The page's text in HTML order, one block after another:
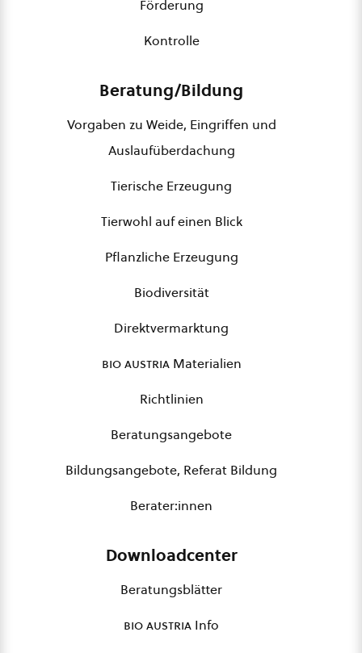
Förderung
Kontrolle
Beratung/Bildung
Vorgaben zu Weide, Eingriffen und
Auslaufüberdachung
Tierische Erzeugung
Tierwohl auf einen Blick
Pflanzliche Erzeugung
Biodiversität
Direktvermarktung
bio austriaMaterialien
Richtlinien
Beratungsangebote
Bildungsangebote, Referat Bildung
Berater:innen
Downloadcenter
Beratungsblätter
bio austria Info